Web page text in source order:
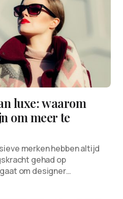
luxe: waarom
om meer te
merken hebben altijd
gehad op
om designer…